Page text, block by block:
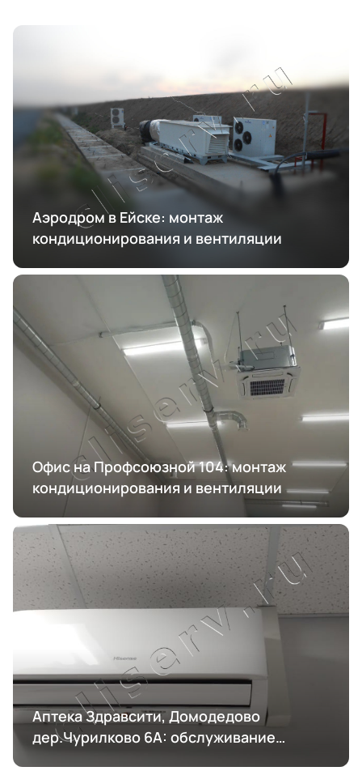
Аэродром в Ейске: монтаж
кондиционирования и вентиляции
Офис на Профсоюзной 104: монтаж
кондиционирования и вентиляции
Аптека Здравсити, Домодедово
дер.Чурилково 6А: обслуживание